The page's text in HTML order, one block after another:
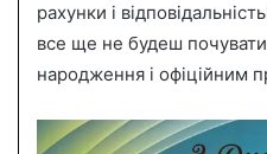
рахунки і
все ще не будеш
народження і офіційним